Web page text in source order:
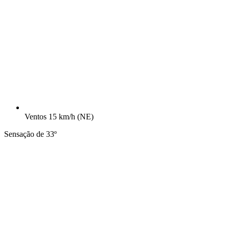
Ventos 15 km/h (NE)
Sensação de 33º